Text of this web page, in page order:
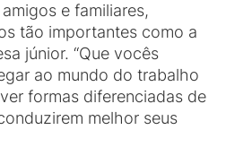
e familiares,
tão importantes como a
júnior. “Que vocês
ao mundo do trabalho
formas diferenciadas de
melhor seus